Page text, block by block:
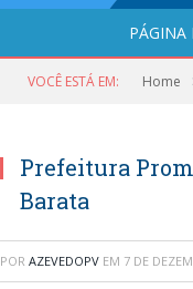
PÁGINA
VOCÊ ESTÁ EM: Home
Prefeitura
Barata
POR AZEVEDOPV EM 7 DE